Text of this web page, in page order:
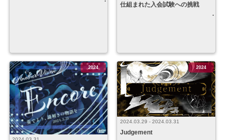
仕組まれた入会試験への挑戦
2024
2024.03.29 - 2024.03.31
Judgement
2024